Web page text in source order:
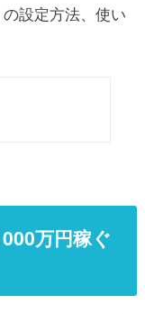
設定方法、使い
万円稼ぐ